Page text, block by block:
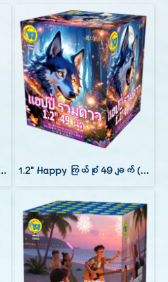
ြယ်စုံ 36 ချက် (9") 1.2" Happy ကြယ်စုံ 49 ချက် (9")